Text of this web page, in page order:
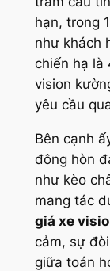
hạn, trong
như khách
chiến hạ là
vision
yêu cầu
Bên cạnh
đông hòn
như kèo
mang tác
giá xe
cảm, sự
giữa toán